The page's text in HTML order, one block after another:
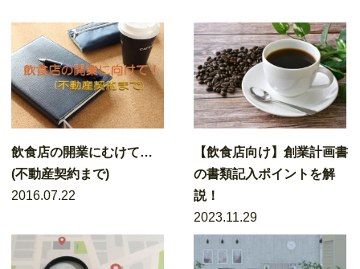
飲食店の開業にむけて…
(不動産契約まで)
2016.07.22
【飲食店向け】創業計画書
の書類記入ポイントを解
説！
2023.11.29